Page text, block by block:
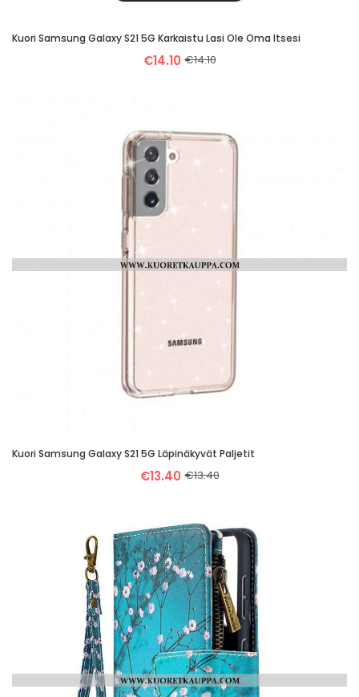
Kuori Samsung Galaxy S21 5G Karkaistu Lasi Ole Oma Itsesi
€14.10 €14.10
Kuori Samsung Galaxy S21 5G Läpinäkyvät Paljetit
€13.40 €13.40